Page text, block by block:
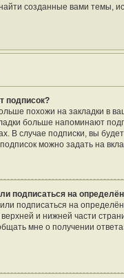
созданные вами темы,
подписок?
похожи на закладки в
больше напоминают
В случае подписки, вы
можно задать на
подписаться на
подписаться на
и нижней части
мне о получении